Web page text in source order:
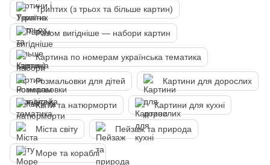
Триптих (з трьох та більше картин)
Разом вигідніше — набори картин
Картина по номерам українська тематика
Розмальовки для дітей Картини для дорослих
Квіти та натюрморти Картини для кухні
Міста світу Пейзаж та природа
Море та кораблі